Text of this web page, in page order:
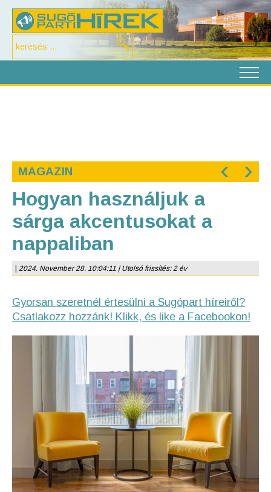
MAGAZIN ‹ ›
Hogyan használjuk a
sárga akcentusokat a
nappaliban
2024. November 28. 10:04:11 | Utolsó frissítés: 2 év
Gyorsan szeretnél értesülni a Sugópart híreiről?
Csatlakozz hozzánk! Klikk, és like a Facebookon!